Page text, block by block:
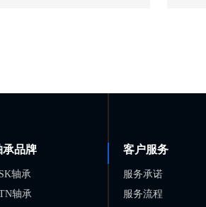
承品牌
轴承
轴承
客户服务
服务承诺
服务流程